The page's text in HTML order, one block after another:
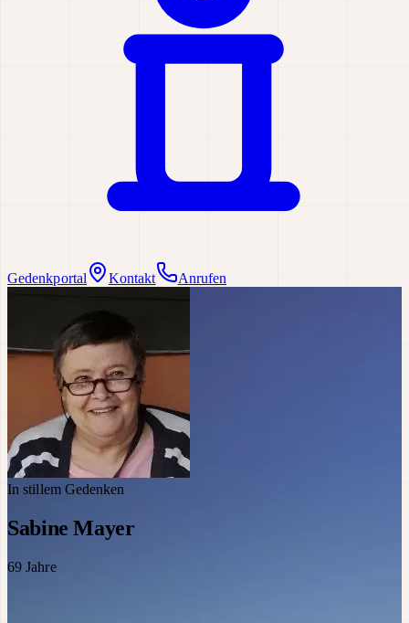
Gedenkportal Kontakt Anrufen
In stillem Gedenken
Sabine Mayer
69 Jahre